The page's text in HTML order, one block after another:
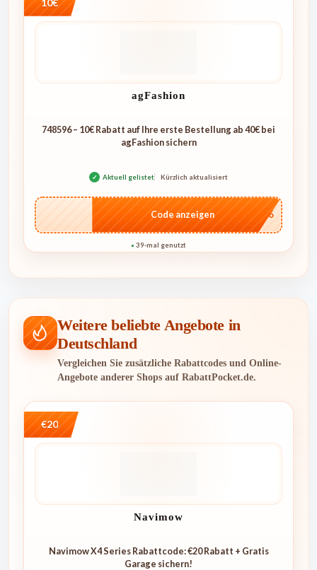
10€
agFashion
748596 – 10€ Rabatt auf Ihre erste Bestellung ab 40€ bei
agFashion sichern
✓ Aktuell gelistet Kürzlich aktualisiert
…596
Code anzeigen
● 39-mal genutzt
Weitere beliebte Angebote in
Deutschland
Vergleichen Sie zusätzliche Rabattcodes und Online-
Angebote anderer Shops auf RabattPocket.de.
€20
Navimow
Navimow X4 Series Rabattcode: €20 Rabatt + Gratis
Garage sichern!